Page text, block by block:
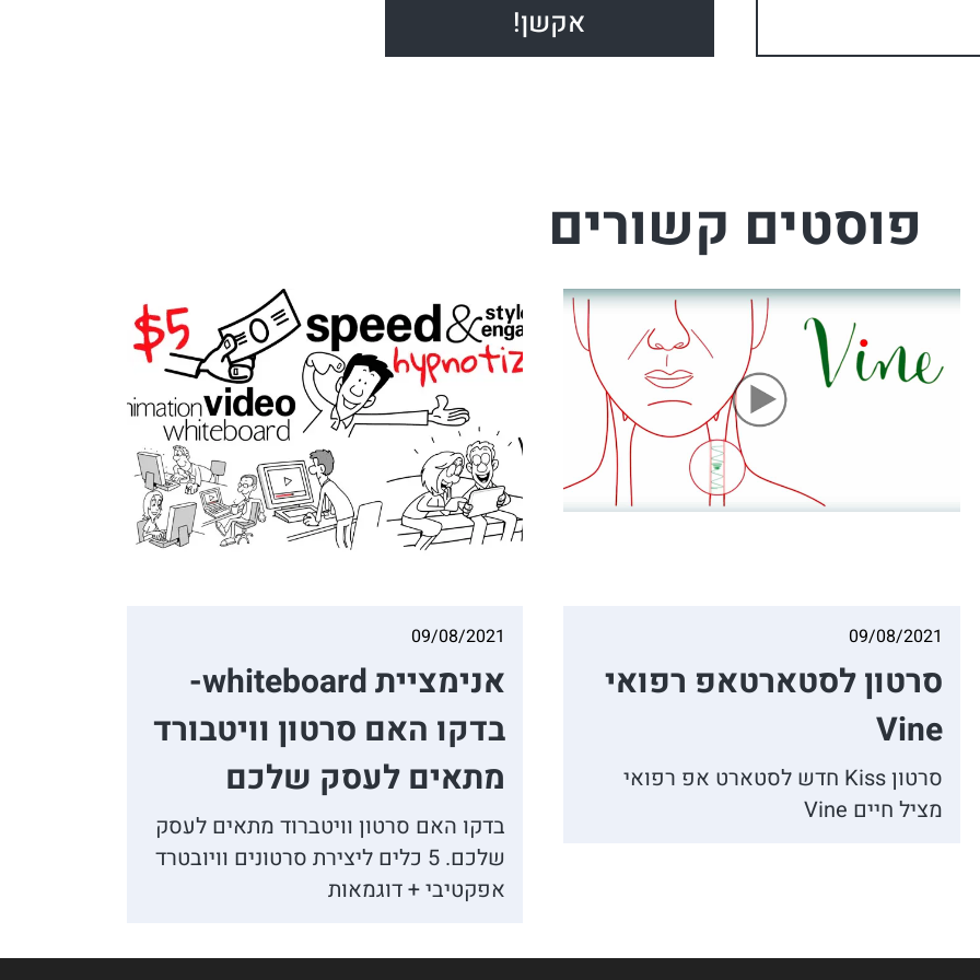
פוסטים קשורים
09/08/2021
סרטון לסטארטאפ רפואי
Vine
סרטון Kiss חדש לסטארט אפ רפואי
מציל חיים Vine
09/08/2021
אנימציית whiteboard-
בדקו האם סרטון וויטבורד
מתאים לעסק שלכם
בדקו האם סרטון וויטברוד מתאים לעסק
שלכם. 5 כלים ליצירת סרטונים וויובטרד
אפקטיבי + דוגמאותאסף חמץ